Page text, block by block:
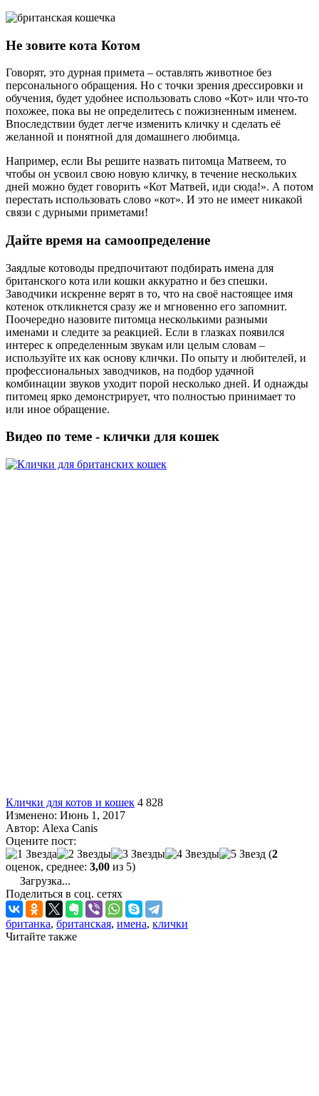
Не зовите кота Котом
Говорят, это дурная примета – оставлять животное без
персонального обращения. Но с точки зрения дрессировки и
обучения, будет удобнее использовать слово «Кот» или что-то
похожее, пока вы не определитесь с пожизненным именем.
Впоследствии будет легче изменить кличку и сделать её
желанной и понятной для домашнего любимца.
Например, если Вы решите назвать питомца Матвеем, то
чтобы он усвоил свою новую кличку, в течение нескольких
дней можно будет говорить «Кот Матвей, иди сюда!». А потом
перестать использовать слово «кот». И это не имеет никакой
связи с дурными приметами!
Дайте время на самоопределение
Заядлые котоводы предпочитают подбирать имена для
британского кота или кошки аккуратно и без спешки.
Заводчики искренне верят в то, что на своё настоящее имя
котенок откликнется сразу же и мгновенно его запомнит.
Поочередно назовите питомца несколькими разными
именами и следите за реакцией. Если в глазках появился
интерес к определенным звукам или целым словам –
используйте их как основу клички. По опыту и любителей, и
профессиональных заводчиков, на подбор удачной
комбинации звуков уходит порой несколько дней. И однажды
питомец ярко демонстрирует, что полностью принимает то
или иное обращение.
Видео по теме - клички для кошек
Клички для котов и кошек 4 828
Изменено: Июнь 1, 2017
Автор: Alexa Canis
Оцените пост:
(2
оценок, среднее: 3,00 из 5)
Загрузка...
Поделиться в соц. сетях
британка, британская, имена, клички
Читайте также